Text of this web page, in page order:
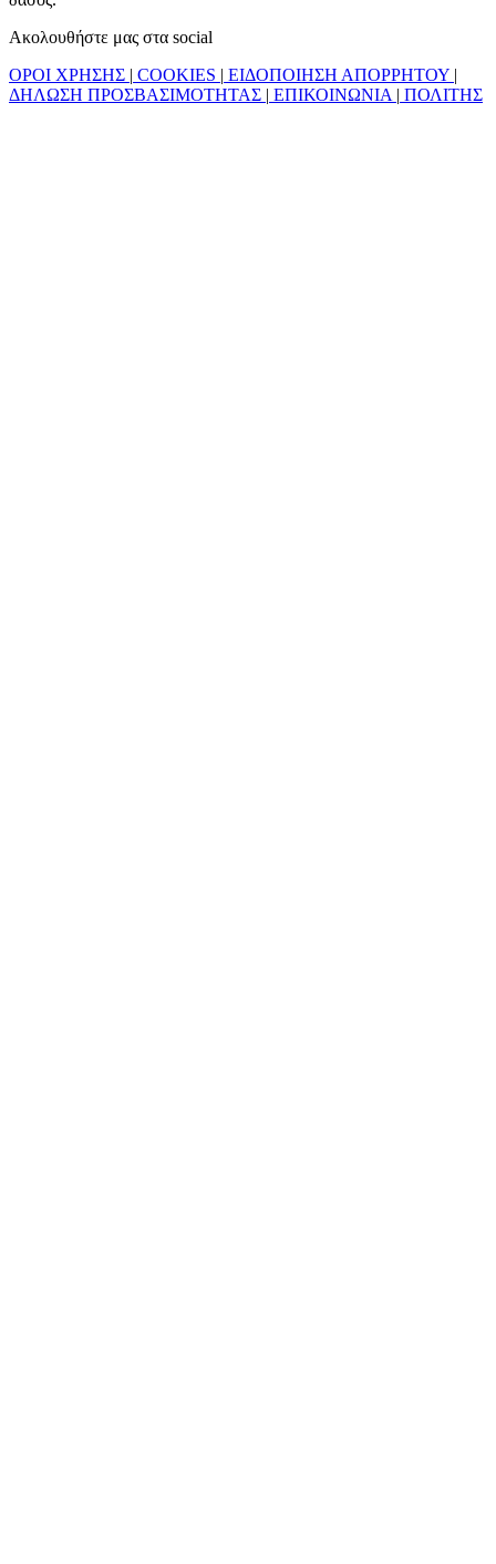
Ακολουθήστε μας στα social
ΟΡΟΙ ΧΡΗΣΗΣ | COOKIES | ΕΙΔΟΠΟΙΗΣΗ ΑΠΟΡΡΗΤΟΥ |
ΔΗΛΩΣΗ ΠΡΟΣΒΑΣΙΜΟΤΗΤΑΣ | ΕΠΙΚΟΙΝΩΝΙΑ | ΠΟΛΙΤΗΣ